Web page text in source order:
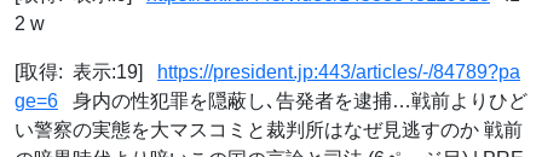
2 w
[取得: 表示:19]
https://president.jp:443/articles/-/84789?pa
ge=6 身内の性犯罪を隠蔽し､告発者を逮捕…戦前よりひど
い警察の実態を大マスコミと裁判所はなぜ見逃すのか 戦前